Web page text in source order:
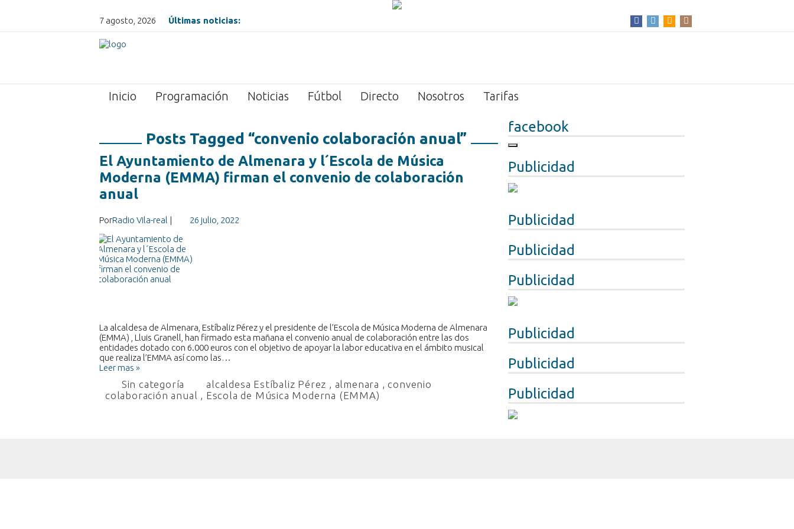
7 agosto, 2026 Últimas noticias:
Inicio Programación Noticias Fútbol Directo Nosotros Tarifas
facebook
Publicidad
Publicidad
Publicidad
Publicidad
Publicidad
Publicidad
Publicidad
Posts Tagged “convenio colaboración anual”
El Ayuntamiento de Almenara y l´Escola de Música
Moderna (EMMA) firman el convenio de colaboración
anual
PorRadio Vila-real | 26 julio, 2022
La alcaldesa de Almenara, Estíbaliz Pérez y el presidente de l’Escola de Música Moderna de Almenara
(EMMA) , Lluis Granell, han firmado esta mañana el convenio anual de colaboración entre las dos
entidades dotado con 6.000 euros con el objetivo de apoyar la labor educativa en el ámbito musical
que realiza l’EMMA así como las…
Leer mas »
Sin categoría alcaldesa Estíbaliz Pérez , almenara ,convenio
colaboración anual , Escola de Música Moderna (EMMA)